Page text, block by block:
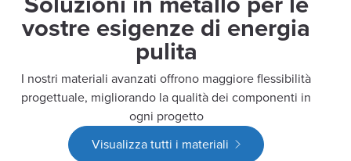
vostre esigenze di energia
pulita
I nostri materiali avanzati offrono maggiore flessibilità
progettuale, migliorando la qualità dei componenti in
ogni progetto
Visualizza tutti i materiali